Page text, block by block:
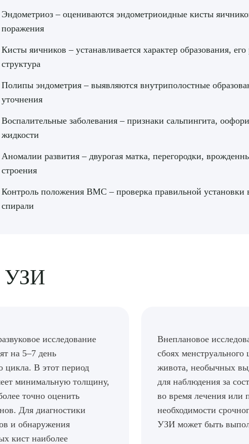
Эндометриоз – оцениваются эндометриоидные кисты
поражения
Кисты яичников – устанавливается характер образования,
структура
Полипы эндометрия – выявляются внутриполостные
уточнения
Воспалительные заболевания – признаки сальпингита,
жидкости
Аномалии развития – двурогая матка, перегородки,
строения
Контроль положения ВМС – проверка правильной установки
спирали
УЗИ
исследование
на 5–7 день
цикла. В этот период
минимальную толщину,
точно оценить
Для диагностики
и обнаружения
кист наиболее
Внеплановое
сбоях менструального
живота, необычных
для наблюдения за
во время лечения или
необходимости
УЗИ может быть
наобработку персональных данных
ПОДТВЕРДИТЬ